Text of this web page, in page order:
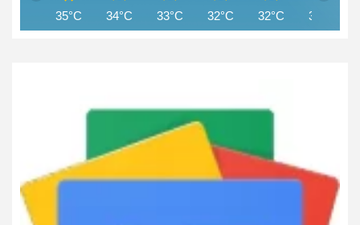
35°C 34°C 33°C 32°C 32°C 31°C